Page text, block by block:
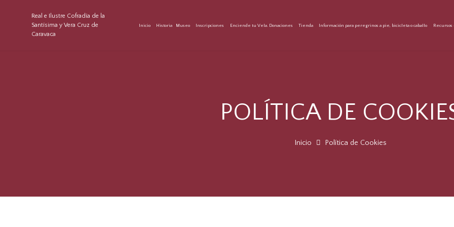
Real e Ilustre Cofradía de la
Santísima y Vera Cruz de
Caravaca
Inicio Historia Museo Inscripciones Enciende tu Vela. Donaciones Tienda Información para peregrinos a pie, bicicleta o caballo Recursos
POLÍTICA DE
Inicio Política de Cookies